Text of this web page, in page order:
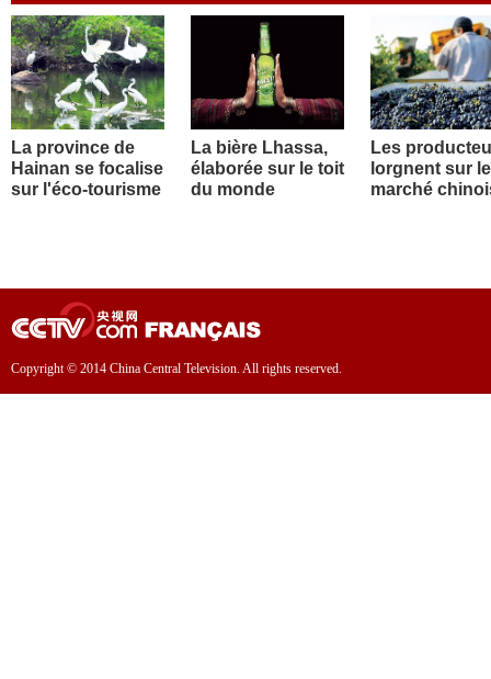
La province de
Hainan se focalise
sur l'éco-tourisme
La bière Lhassa,
élaborée sur le toit
du monde
Les
lorgnent sur le
marché
Copyright © 2014 China Central Television. All rights reserved.